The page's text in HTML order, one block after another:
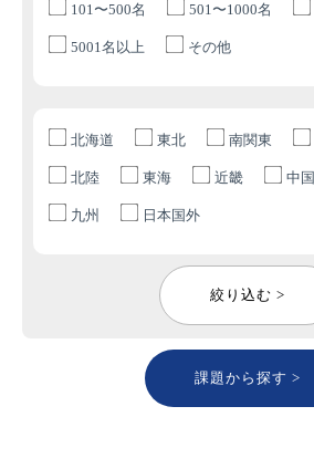
101〜500名 501〜1000名
5001名以上 その他
北海道 東北 南関東
北陸 東海 近畿 中国
九州 日本国外
絞り込む >
課題から探す >